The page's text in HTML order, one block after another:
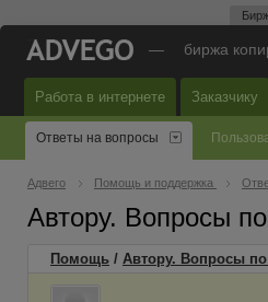
— биржа
Работа в интернете Заказчику
Ответы на вопросы
Адвего Помощь и поддержка
Автору. Вопросы
Помощь / Автору. Вопросы по